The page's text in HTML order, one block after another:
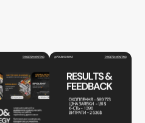
вартості заявки.
офери), що в